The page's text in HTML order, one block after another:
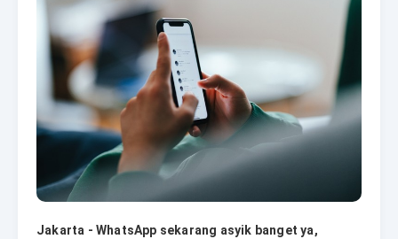
Jakarta - WhatsApp sekarang asyik banget ya,